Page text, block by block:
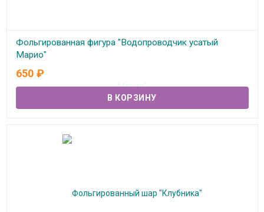
Фольгированная фигура "Водопроводчик усатый
Марио"
В наличии
650 ₽